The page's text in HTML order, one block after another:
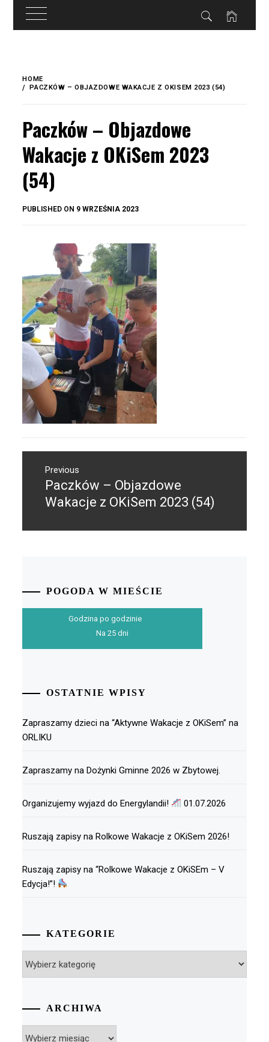
treści
content
HOME
PACZKÓW – OBJAZDOWE WAKACJE Z OKISEM 2023 (54)
Paczków – Objazdowe
Wakacje z OKiSem 2023
(54)
PUBLISHED ON 9 WRZEŚNIA 2023
wpisuPrevious
Previous
post:
Paczków – Objazdowe
Wakacje z OKiSem 2023 (54)
POGODA W MIEŚCIE
Godzina po godzinie
Na 25 dni
OSTATNIE WPISY
Zapraszamy dzieci na “Aktywne Wakacje z OKiSem” na
ORLIKU
Zapraszamy na Dożynki Gminne 2026 w Zbytowej.
Organizujemy wyjazd do Energylandii! 01.07.2026
Ruszają zapisy na Rolkowe Wakacje z OKiSem 2026!
Ruszają zapisy na “Rolkowe Wakacje z OKiSEm – V
Edycja!”!
KATEGORIE
ARCHIWA